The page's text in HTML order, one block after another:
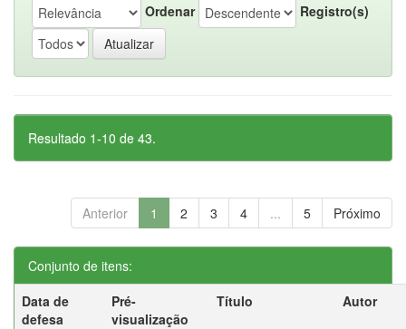
Ordenar
Registro(s)
Resultado 1-10 de 43.
Anterior 1 2 3 4 ... 5 Próximo
Conjunto de itens:
Data de
defesa
Pré-
visualização
Título Autor